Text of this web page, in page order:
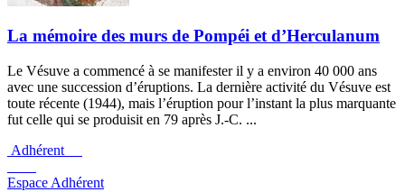
La mémoire des murs de Pompéi et d’Herculanum
Le Vésuve a commencé à se manifester il y a environ 40 000 ans
avec une succession d’éruptions. La dernière activité du Vésuve est
toute récente (1944), mais l’éruption pour l’instant la plus marquante
fut celle qui se produisit en 79 après J.-C. ...
Adhérent
Espace Adhérent